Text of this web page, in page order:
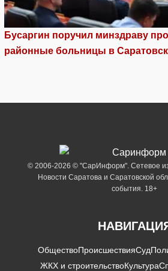
Бусаргин поручил минздраву
районные больницы в
© 2006-2026 © "СарИнформ". Сетевое
Новости Саратова и Саратовской
события. 18+
ОбществоПроисшествияСуд
ЖКХ и строительствоКультура